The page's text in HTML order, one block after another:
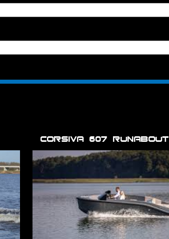
Corsiva 607 Runabout